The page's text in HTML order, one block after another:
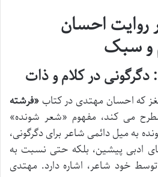
روایت احسان
و سبک
در کلام و ذات
که احسان مهتدی در کتاب«فرشته
می کند، مفهوم «شعر شونده»
به میل دائمی شاعر برای دگرگونی،
ادبی پیشین، بلکه حتی نسبت به
خود شاعر، اشاره دارد. مهتدی